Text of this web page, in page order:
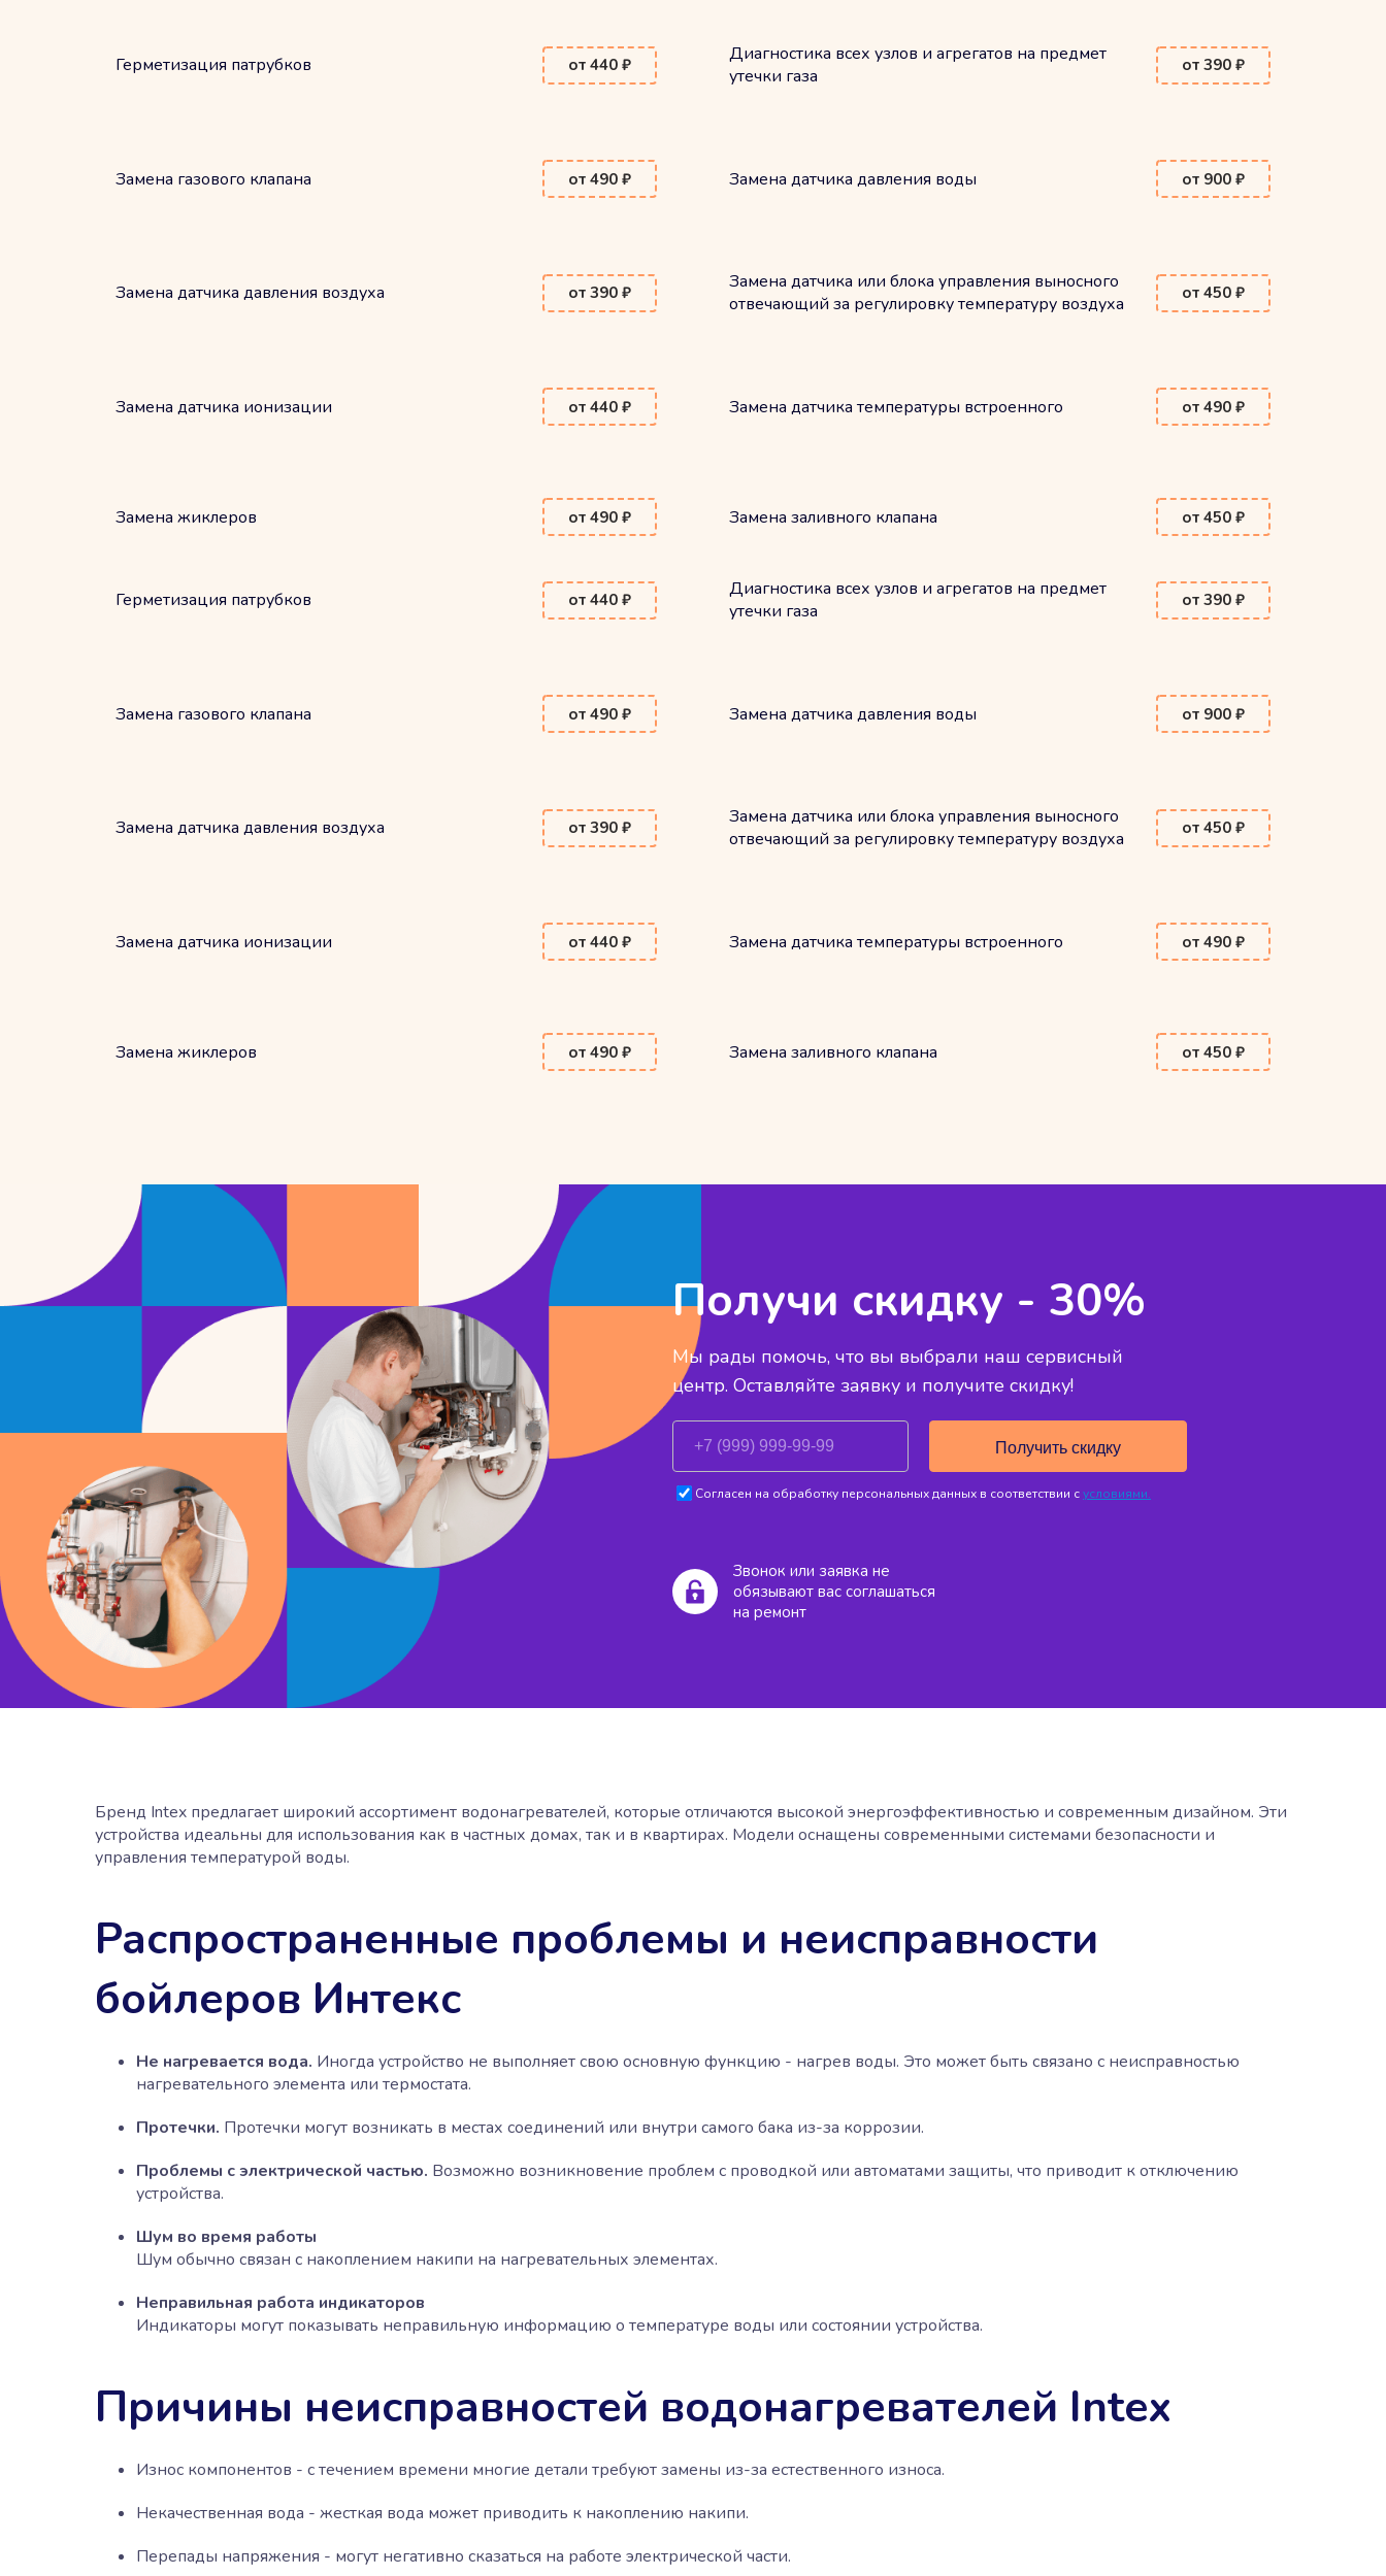
Герметизация патрубков от 440 ₽
Диагностика всех узлов и агрегатов на предмет
утечки газа
от 390 ₽
Замена газового клапана от 490 ₽ Замена датчика давления воды от 900 ₽
Замена датчика давления воздуха от 390 ₽
Замена датчика или блока управления выносного
отвечающий за регулировку температуру воздуха
от 450 ₽
Замена датчика ионизации от 440 ₽ Замена датчика температуры встроенного от 490 ₽
Замена жиклеров от 490 ₽ Замена заливного клапана от 450 ₽
Герметизация патрубков от 440 ₽
Диагностика всех узлов и агрегатов на предмет
утечки газа
от 390 ₽
Замена газового клапана от 490 ₽ Замена датчика давления воды от 900 ₽
Замена датчика давления воздуха от 390 ₽
Замена датчика или блока управления выносного
отвечающий за регулировку температуру воздуха
от 450 ₽
Замена датчика ионизации от 440 ₽ Замена датчика температуры встроенного от 490 ₽
Замена жиклеров от 490 ₽ Замена заливного клапана от 450 ₽
Получи скидку - 30%
Мы рады помочь, что вы выбрали наш сервисный
центр. Оставляйте заявку и получите скидку!
Согласен на обработку персональных данных в соответствии сусловиями.
Звонок или заявка не
обязывают вас соглашаться
на ремонт
Бренд Intex предлагает широкий ассортимент водонагревателей, которые отличаются высокой энергоэффективностью и современным дизайном. Эти
устройства идеальны для использования как в частных домах, так и в квартирах. Модели оснащены современными системами безопасности и
управления температурой воды.
Распространенные проблемы и неисправности
бойлеров Интекс
Не нагревается вода. Иногда устройство не выполняет свою основную функцию - нагрев воды. Это может быть связано с неисправностью
нагревательного элемента или термостата.
Протечки. Протечки могут возникать в местах соединений или внутри самого бака из-за коррозии.
Проблемы с электрической частью. Возможно возникновение проблем с проводкой или автоматами защиты, что приводит к отключению
устройства.
Шум во время работы
Шум обычно связан с накоплением накипи на нагревательных элементах.
Неправильная работа индикаторов
Индикаторы могут показывать неправильную информацию о температуре воды или состоянии устройства.
Причины неисправностей водонагревателей Intex
Износ компонентов - с течением времени многие детали требуют замены из-за естественного износа.
Некачественная вода - жесткая вода может приводить к накоплению накипи.
Перепады напряжения - могут негативно сказаться на работе электрической части.